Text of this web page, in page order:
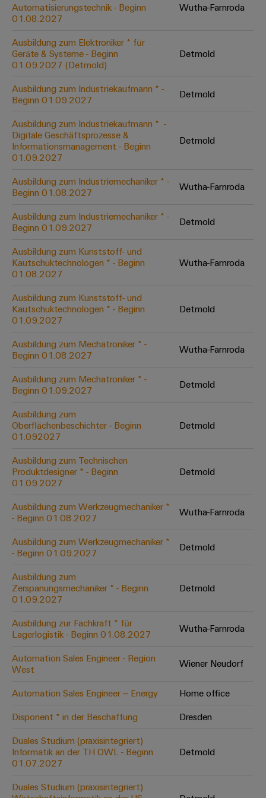
Verbindungslösungen
für
Konventionelle
Energieerzeugung
Zukunftssicherheit
für
bewährte
Maschinenbau
Lösungen
für
verschiedene
Segmente
der
und
Fabrikautomation
Öl
&
Sicherer
Betrieb
mit
Lösungen
für
Prozessindustrie
Mehr
Ressourceneffizienz
durch
Schaltschrankbau
Lösungen
die
Herausforderungen
Schaltschrankbau
Moderne
und
digitale
für
klimafreundliche
im
Schiffbau
Verbindungslösungen
die
maritime
Industrie
Wasseraufbereitung
Systeme
Lösungen
Dezentrale
Automatisierung
Lösungen
IIoT
&
Automation
Software
Industrial
Industrial
Automation
Industrial
IoT
Industrial
Security
Industrial
Service
Platform
easyConnect
Regler
Gerätehersteller
Leiterplattensteckverbinder
&
PCB
Services
Equipment
(OEM)
Elektronikgehäuse
Blitz-
und
Überspannungsschutz
PV
Feldbusverteiler
Automatisierung
&
Software
I/O-
Systeme
Industrial
Ethernet
Touch-
Panels
Engineering-
Visualisierungstools
Energiemessung
und
Smart
Metering
Weidmüller
AI
Access
&
Services
Industrial
Platform
easyConnect
Werkstatt
&
Technischer
Support
Umweltbezogene
Produktkonformität
Engineering
Daten
Technische
Produktkataloge
Reparatur
und
Ersatzteile
Trainings
Webinare
PSIRT
Digitale
Bestellmöglichkeiten
eShop
OCI-
EDI-
Schnittstelle
ALLE
SERVICES
Pressekontakt
Unsere
IIoT
and
Partner
Netzwerk
IIoT
Automation
Solution
finden
Solution
Partner
-
Systemintegratoren
Messen
&
Globale
Messen
&
Events
Offene
Ausbildungs-
und
Studienplätze
Aktuelle
Termine
Workshops
für
Schulklassen
Stellenbörse
Entwicklung
Karriere auf
neues
Distribution
Automatisierungstechnik - Beginn
01.08.2027
Wutha-Farnroda
Ausbildung zum Elektroniker * für
Geräte & Systeme - Beginn
01.09.2027 (Detmold)
Detmold
Ausbildung zum Industriekaufmann * -
Beginn 01.09.2027
Detmold
Ausbildung zum Industriekaufmann * ​ -
Digitale Geschäftsprozesse &
Informationsmanagement - Beginn
01.09.2027
Detmold
Ausbildung zum Industriemechaniker * -
Beginn 01.08.2027
Wutha-Farnroda
Ausbildung zum Industriemechaniker * -
Beginn 01.09.2027
Detmold
Ausbildung zum Kunststoff- und
Kautschuktechnologen * - Beginn
01.08.2027
Wutha-Farnroda
Ausbildung zum Kunststoff- und
Kautschuktechnologen * - Beginn
01.09.2027
Detmold
Ausbildung zum Mechatroniker * -
Beginn 01.08.2027
Wutha-Farnroda
Ausbildung zum Mechatroniker * -
Beginn 01.09.2027
Detmold
Ausbildung zum
Oberflächenbeschichter - Beginn
01.092027
Detmold
Ausbildung zum Technischen
Produktdesigner * - Beginn
01.09.2027
Detmold
Ausbildung zum Werkzeugmechaniker *
- Beginn 01.08.2027
Wutha-Farnroda
Ausbildung zum Werkzeugmechaniker *
- Beginn 01.09.2027
Detmold
Ausbildung zum
Zerspanungsmechaniker * - Beginn
01.09.2027
Detmold
Ausbildung zur Fachkraft * für
Lagerlogistik - Beginn 01.08.2027
Wutha-Farnroda
Automation Sales Engineer - Region
West
Wiener Neudorf
Automation Sales Engineer – Energy
Home office
Disponent * in der Beschaffung
Dresden
Duales Studium (praxisintegriert)
Informatik an der TH OWL - Beginn
01.07.2027
Detmold
Duales Studium (praxisintegriert)